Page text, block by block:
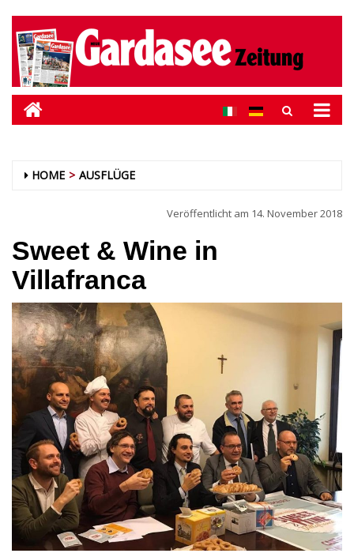
HOME AUSFLÜGE
Veröffentlicht am 14. November 2018
Sweet & Wine in
Villafranca